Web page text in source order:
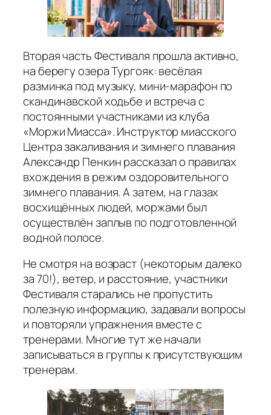
Вторая часть Фестиваля прошла активно,
на берегу озера Тургояк: весёлая
разминка под музыку, мини-марафон по
скандинавской ходьбе и встреча с
постоянными участниками из клуба
«Моржи Миасса». Инструктор миасского
Центра закаливания и зимнего плавания
Александр Пенкин рассказал о правилах
вхождения в режим оздоровительного
зимнего плавания. А затем, на глазах
восхищённых людей, моржами был
осуществлён заплыв по подготовленной
водной полосе.
Не смотря на возраст (некоторым далеко
за 70!), ветер, и расстояние, участники
Фестиваля старались не пропустить
полезную информацию, задавали вопросы
и повторяли упражнения вместе с
тренерами. Многие тут же начали
записываться в группы к присутствующим
тренерам.